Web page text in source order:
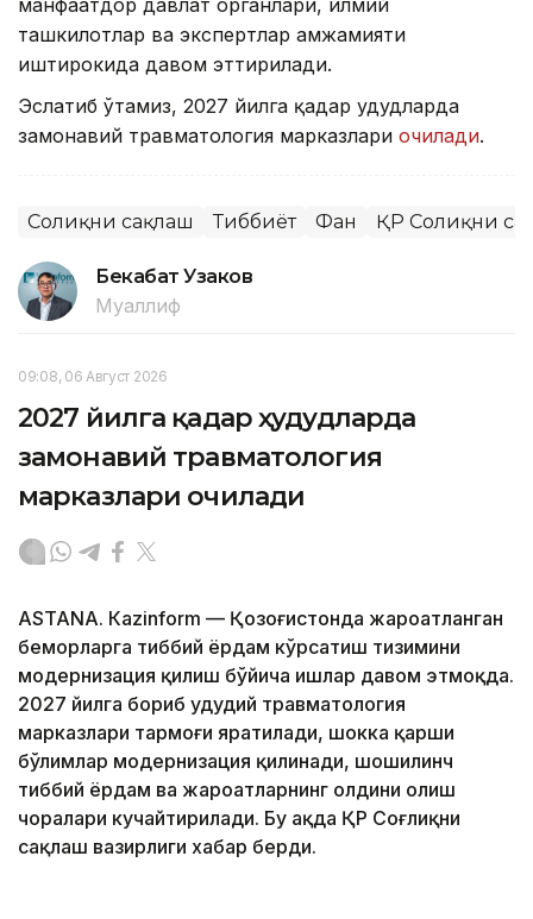
манфаатдор давлат органлари, илмий
ташкилотлар ва экспертлар ҳамжамияти
иштирокида давом эттирилади.
Эслатиб ўтамиз, 2027 йилга қадар ҳудудларда
замонавий травматология марказлари очилади.
Соғлиқни сақлаш Тиббиёт Фан ҚР Соғлиқни
Бекабат Узаков
Муаллиф
09:08, 06 Август 2026
2027 йилга қадар ҳудудларда
замонавий травматология
марказлари очилади
ASTANА. Кazinform — Қозоғистонда жароҳатланган
беморларга тиббий ёрдам кўрсатиш тизимини
модернизация қилиш бўйича ишлар давом этмоқда.
2027 йилга бориб ҳудудий травматология
марказлари тармоғи яратилади, шокка қарши
бўлимлар модернизация қилинади, шошилинч
тиббий ёрдам ва жароҳатларнинг олдини олиш
чоралари кучайтирилади. Бу ҳақда ҚР Соғлиқни
сақлаш вазирлиги хабар берди.